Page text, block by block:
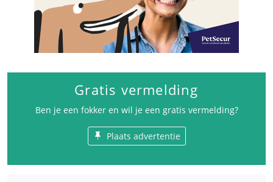
Gratis vermelding
Ben je een fokker en wil je een gratis vermelding?
Plaats advertentie